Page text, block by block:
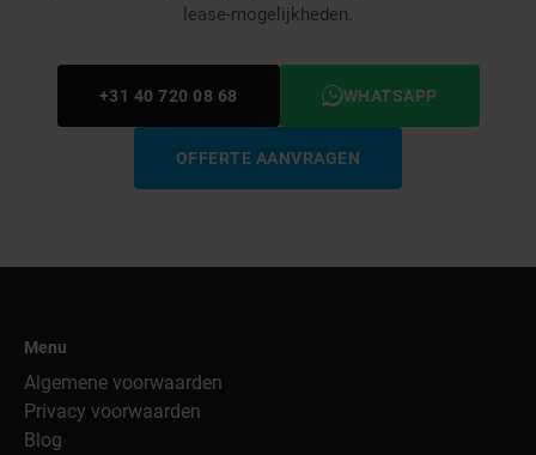
lease-mogelijkheden.
+31 40 720 08 68 WHATSAPP
OFFERTE AANVRAGEN
Menu
Algemene voorwaarden
Privacy voorwaarden
Blog